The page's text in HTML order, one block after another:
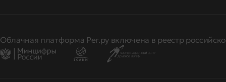
Облачная платформа Рег.ру включена в реестр